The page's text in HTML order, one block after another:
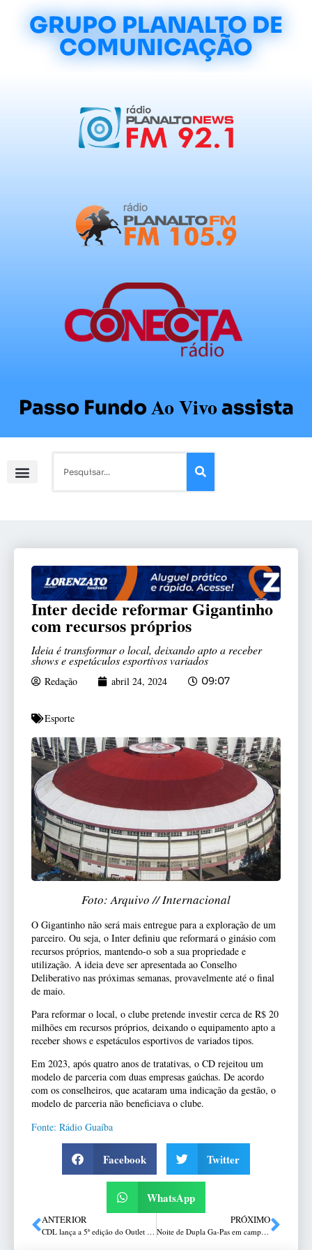
GRUPO PLANALTO DE
COMUNICAÇÃO
Passo FundoAo Vivoassista
Inter decide reformar Gigantinho
com recursos próprios
Ideia é transformar o local, deixando apto a receber
shows e espetáculos esportivos variados
Redação abril 24, 2024 09:07
Esporte
Foto: Arquivo // Internacional
O Gigantinho não será mais entregue para a exploração de um
parceiro. Ou seja, o Inter definiu que reformará o ginásio com
recursos próprios, mantendo-o sob a sua propriedade e
utilização. A ideia deve ser apresentada ao Conselho
Deliberativo nas próximas semanas, provavelmente até o final
de maio.
Para reformar o local, o clube pretende investir cerca de R$ 20
milhões em recursos próprios, deixando o equipamento apto a
receber shows e espetáculos esportivos de variados tipos.
Em 2023, após quatro anos de tratativas, o CD rejeitou um
modelo de parceria com duas empresas gaúchas. De acordo
com os conselheiros, que acataram uma indicação da gestão, o
modelo de parceria não beneficiava o clube.
Fonte: Rádio Guaíba
Facebook Twitter
WhatsApp
ANTERIOR
CDL lança a 5ª edição do Outlet Passo Fundo
PRÓXIMO
Noite de Dupla Ga-Pas em campo pela Divisão de Acesso